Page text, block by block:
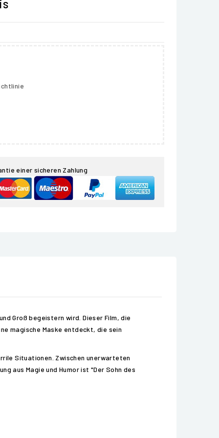
einer sicheren Zahlung
Groß begeistern wird. Dieser Film, die
magische Maske entdeckt, die sein
Situationen. Zwischen unerwarteten
aus Magie und Humor ist "Der Sohn des